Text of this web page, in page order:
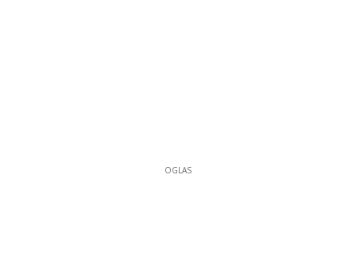
OGLAS